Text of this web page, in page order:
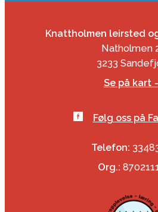
Knattholmen leirsted
Natholmen
3233
Se på kart
Følg oss på
Telefon:
Org.: